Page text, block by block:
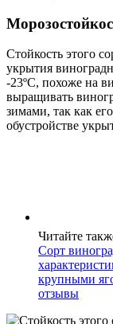
Стойкость этого
укрытия
-23ºС, похоже на
выращивать
зимами, так как
обустройстве
Читайте
Сорт
крупными
отзывы